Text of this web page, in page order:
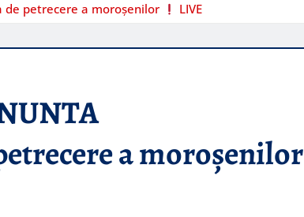
de petrecere a moroșenilor LIVE
a moroșenilor